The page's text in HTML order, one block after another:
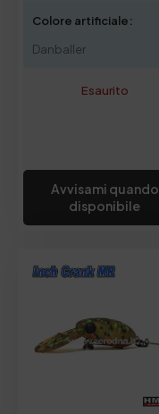
Colore artificiale:
Danballer
Esaurito
Avvisami quando
disponibile